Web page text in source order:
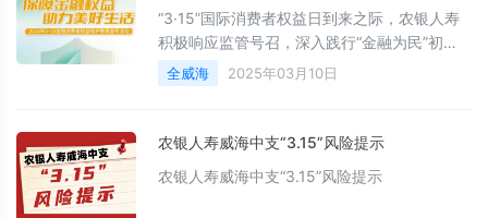
“3·15”国际消费者权益日到来之际，农银人寿
积极响应监管号召，深入践行“金融为民”初
心，深入开展以“保障金融权益 助力美好生
活”为主题的金融消费者权益保护教育宣传活
全威海 2025年03月10日
农银人寿威海中支“3.15”风险提示
农银人寿威海中支“3.15”风险提示